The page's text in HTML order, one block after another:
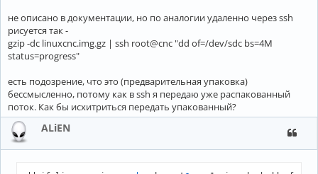
не описано в документации, но по аналогии удаленно через ssh
рисуется так -
gzip -dc linuxcnc.img.gz | ssh root@cnc "dd of=/dev/sdс bs=4M
status=progress"
есть подозрение, что это (предварительная упаковка)
бессмысленно, потому как в ssh я передаю уже распакованный
поток. Как бы исхитриться передать упакованный?
ALiEN